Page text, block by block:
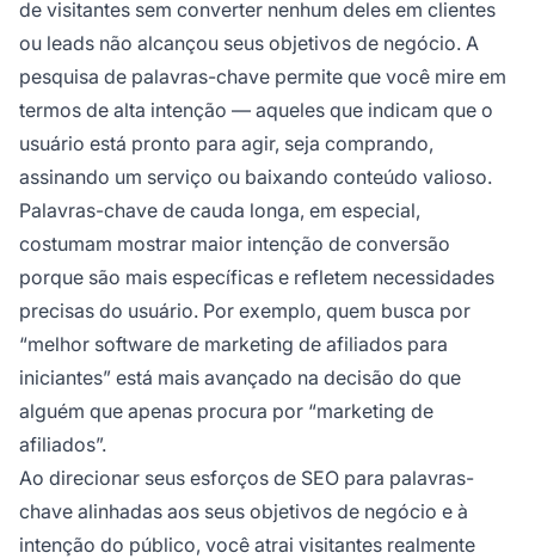
de visitantes sem converter nenhum deles em clientes
ou leads não alcançou seus objetivos de negócio. A
pesquisa de palavras-chave permite que você mire em
termos de alta intenção — aqueles que indicam que o
usuário está pronto para agir, seja comprando,
assinando um serviço ou baixando conteúdo valioso.
Palavras-chave de cauda longa, em especial,
costumam mostrar maior intenção de conversão
porque são mais específicas e refletem necessidades
precisas do usuário. Por exemplo, quem busca por
“melhor software de marketing de afiliados para
iniciantes” está mais avançado na decisão do que
alguém que apenas procura por “marketing de
afiliados”.
Ao direcionar seus esforços de SEO para palavras-
chave alinhadas aos seus objetivos de negócio e à
intenção do público, você atrai visitantes realmente